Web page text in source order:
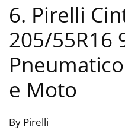
6. Pirelli
205/55R16
e Moto
By Pirelli